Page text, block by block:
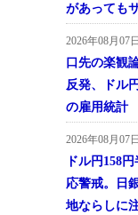
があっても
2026年08月07
口先の楽観
反発、ドル
の雇用統計
2026年08月07
ドル円158
応警戒。日
地ならしに